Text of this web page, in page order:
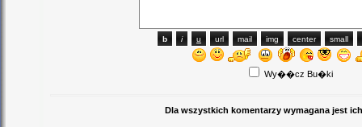
Wy��cz Bu�ki
Dla wszystkich komentarzy wymagana jest